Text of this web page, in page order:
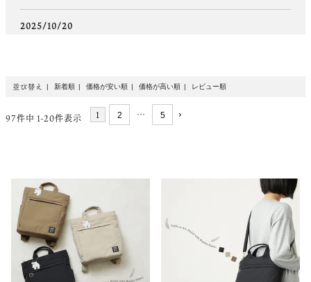
2025/10/20
2025/1/7
【新登場】moz(モズ)ポケットが豊富な2way ショルダーバッグ
2024/12/6
【新登場】moz(モズ)大人可愛いキレイめなミニリュック
並び替え 新着順 価格が安い順 価格が高い順 レビュー順
97件中 1-20件表示 1 2 … 5